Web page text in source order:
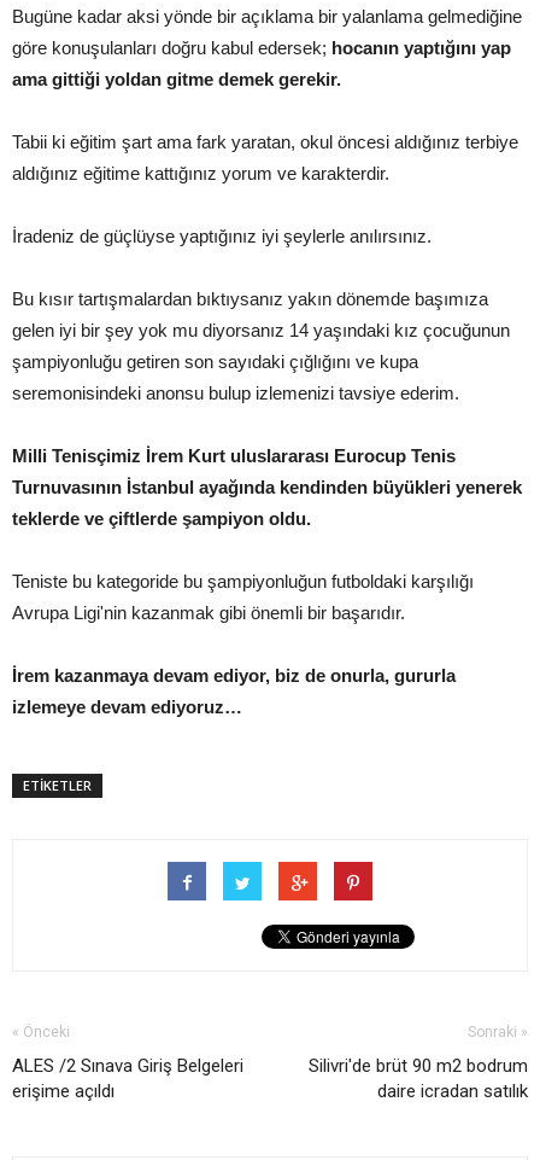
Bugüne kadar aksi yönde bir açıklama bir yalanlama gelmediğine
göre konuşulanları doğru kabul edersek; hocanın yaptığını yap
ama gittiği yoldan gitme demek gerekir.
Tabii ki eğitim şart ama fark yaratan, okul öncesi aldığınız terbiye
aldığınız eğitime kattığınız yorum ve karakterdir.
İradeniz de güçlüyse yaptığınız iyi şeylerle anılırsınız.
Bu kısır tartışmalardan bıktıysanız yakın dönemde başımıza
gelen iyi bir şey yok mu diyorsanız 14 yaşındaki kız çocuğunun
şampiyonluğu getiren son sayıdaki çığlığını ve kupa
seremonisindeki anonsu bulup izlemenizi tavsiye ederim.
Milli Tenisçimiz İrem Kurt uluslararası Eurocup Tenis
Turnuvasının İstanbul ayağında kendinden büyükleri yenerek
teklerde ve çiftlerde şampiyon oldu.
Teniste bu kategoride bu şampiyonluğun futboldaki karşılığı
Avrupa Ligi'nin kazanmak gibi önemli bir başarıdır.
İrem kazanmaya devam ediyor, biz de onurla, gururla
izlemeye devam ediyoruz…
ETİKETLER
« Önceki
ALES /2 Sınava Giriş Belgeleri
erişime açıldı
Sonraki »
Silivri'de brüt 90 m2 bodrum
daire icradan satılık